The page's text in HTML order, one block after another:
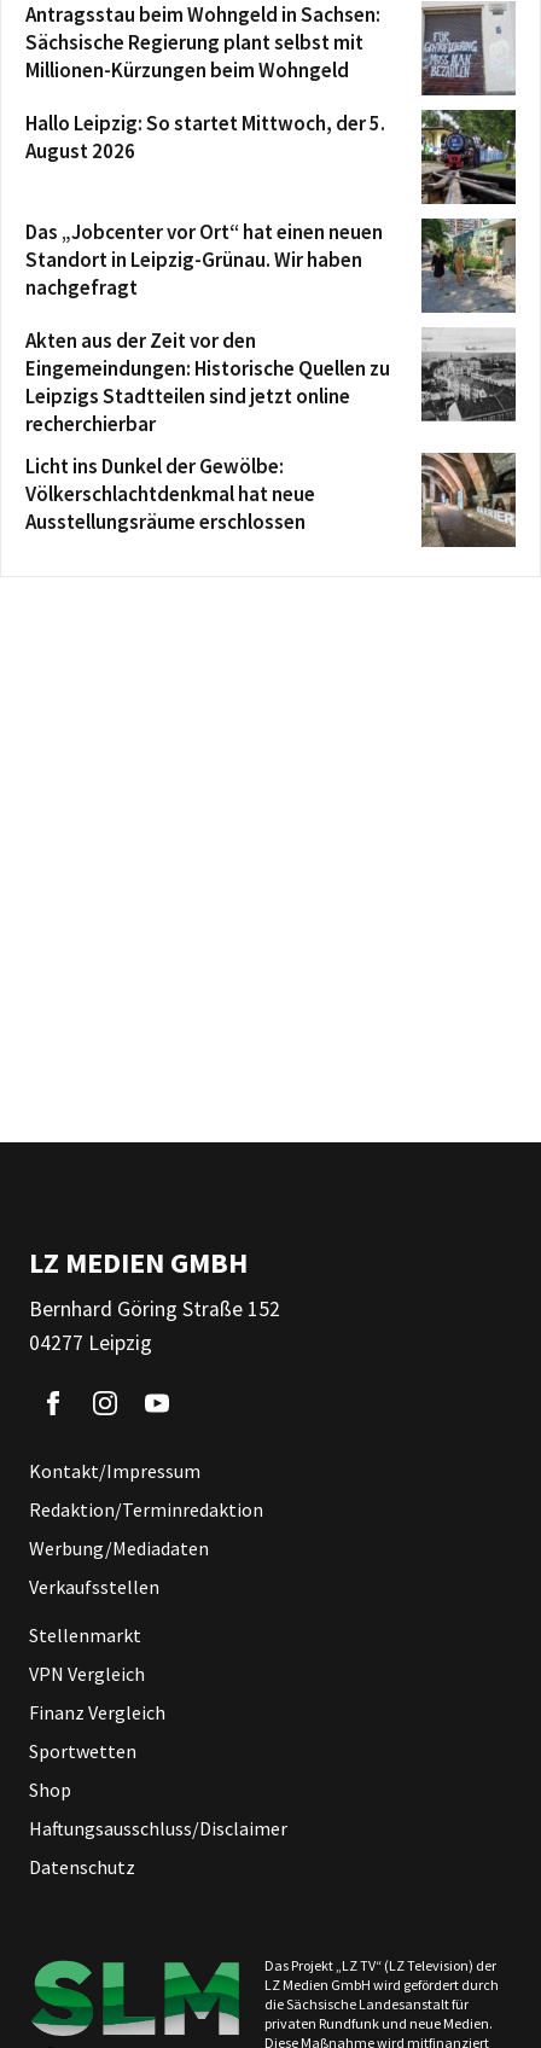
Antragsstau beim Wohngeld in Sachsen:
Sächsische Regierung plant selbst mit
Millionen-Kürzungen beim Wohngeld
Hallo Leipzig: So startet Mittwoch, der 5.
August 2026
Das „Jobcenter vor Ort“ hat einen neuen
Standort in Leipzig-Grünau. Wir haben
nachgefragt
Akten aus der Zeit vor den
Eingemeindungen: Historische Quellen zu
Leipzigs Stadtteilen sind jetzt online
recherchierbar
Licht ins Dunkel der Gewölbe:
Völkerschlachtdenkmal hat neue
Ausstellungsräume erschlossen
LZ MEDIEN GMBH
Bernhard Göring Straße 152
04277 Leipzig
Kontakt/Impressum
Redaktion/Terminredaktion
Werbung/Mediadaten
Verkaufsstellen
Stellenmarkt
VPN Vergleich
Finanz Vergleich
Sportwetten
Shop
Haftungsausschluss/Disclaimer
Datenschutz
Das Projekt „LZ TV“ (LZ Television) der
LZ Medien GmbH wird gefördert durch
die Sächsische Landesanstalt für
privaten Rundfunk und neue Medien.
Diese Maßnahme wird mitfinanziert